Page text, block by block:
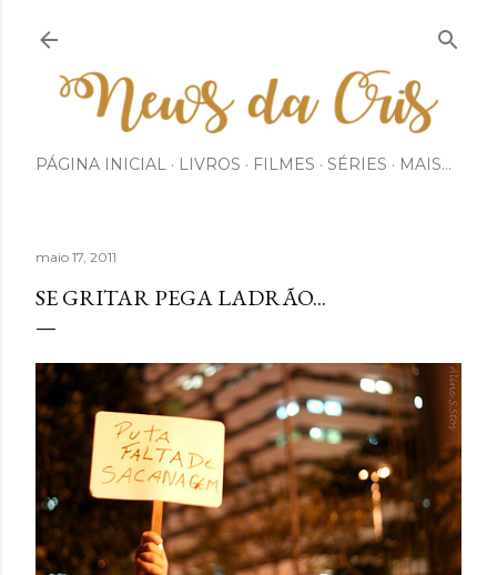
PÁGINA INICIAL LIVROS FILMES SÉRIES MAIS…
maio 17, 2011
SE GRITAR PEGA LADRÃO...